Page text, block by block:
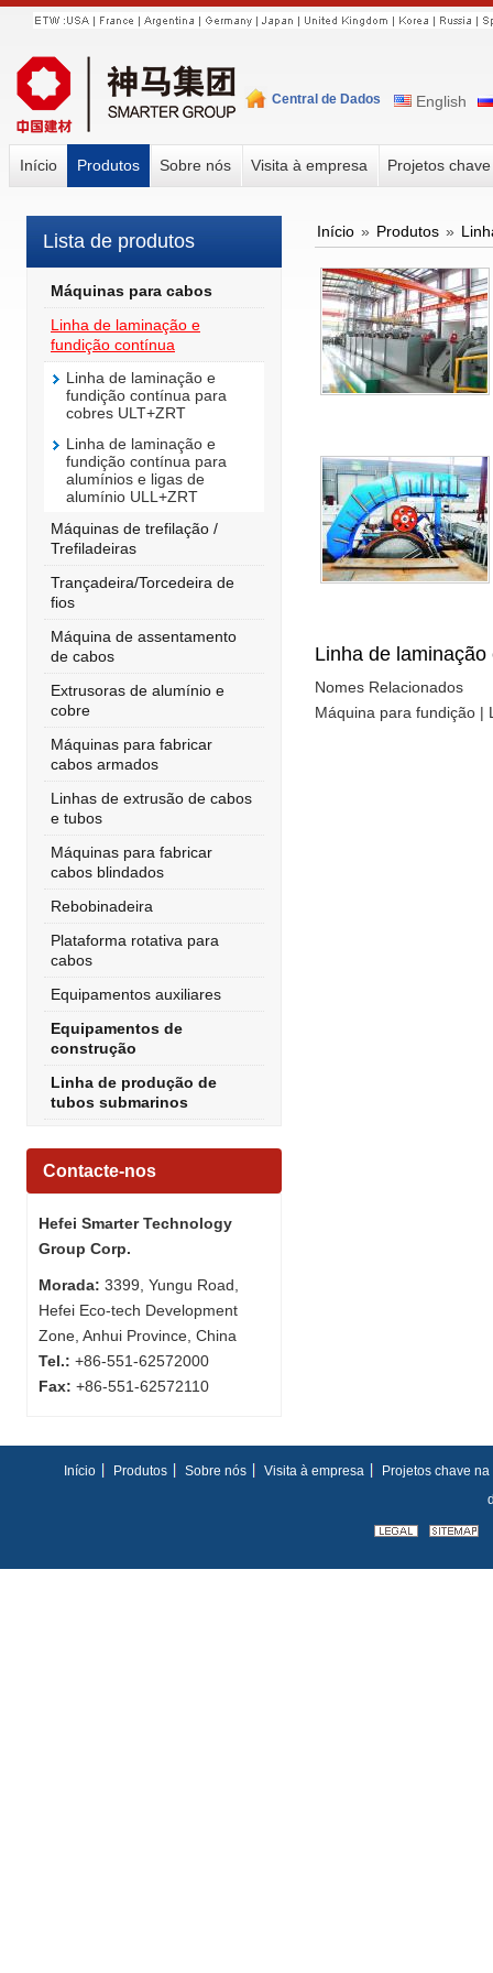
English
Central de Dados
Início Produtos Sobre nós Visita à empresa Projetos
Lista de produtos
Máquinas para cabos
Linha de laminação e
fundição contínua
Linha de laminação e
fundição contínua para
cobres ULT+ZRT
Linha de laminação e
fundição contínua para
alumínios e ligas de
alumínio ULL+ZRT
Máquinas de trefilação /
Trefiladeiras
Trançadeira/Torcedeira de
fios
Máquina de assentamento
de cabos
Extrusoras de alumínio e
cobre
Máquinas para fabricar
cabos armados
Linhas de extrusão de cabos
e tubos
Máquinas para fabricar
cabos blindados
Rebobinadeira
Plataforma rotativa para
cabos
Equipamentos auxiliares
Equipamentos de
construção
Linha de produção de
tubos submarinos
Contacte-nos
Hefei Smarter Technology
Group Corp.
Morada: 3399, Yungu Road,
Hefei Eco-tech Development
Zone, Anhui Province, China
Tel.: +86-551-62572000
Fax: +86-551-62572110
Início » Produtos »
Linha de
Nomes Relacionados
Máquina para fundição |
Início Produtos Sobre nós Visita à empresa
Projetos chave na